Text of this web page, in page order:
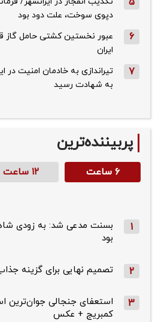
دپوی سوخت، علت دود بود
6
عبور نخستین کشتی حامل گاز
ایران
7
تیراندازی به خادمان امنیت در
به شهادت رسید
پربیننده‌ترین
۶ ساعت ۱۲ ساعت
1
بسنت مدعی شد: به زودی
بود
2 تصمیم نهایی برای گزینه
3
استعفای جنجالی جوان‌ترین
کمبریج + عکس